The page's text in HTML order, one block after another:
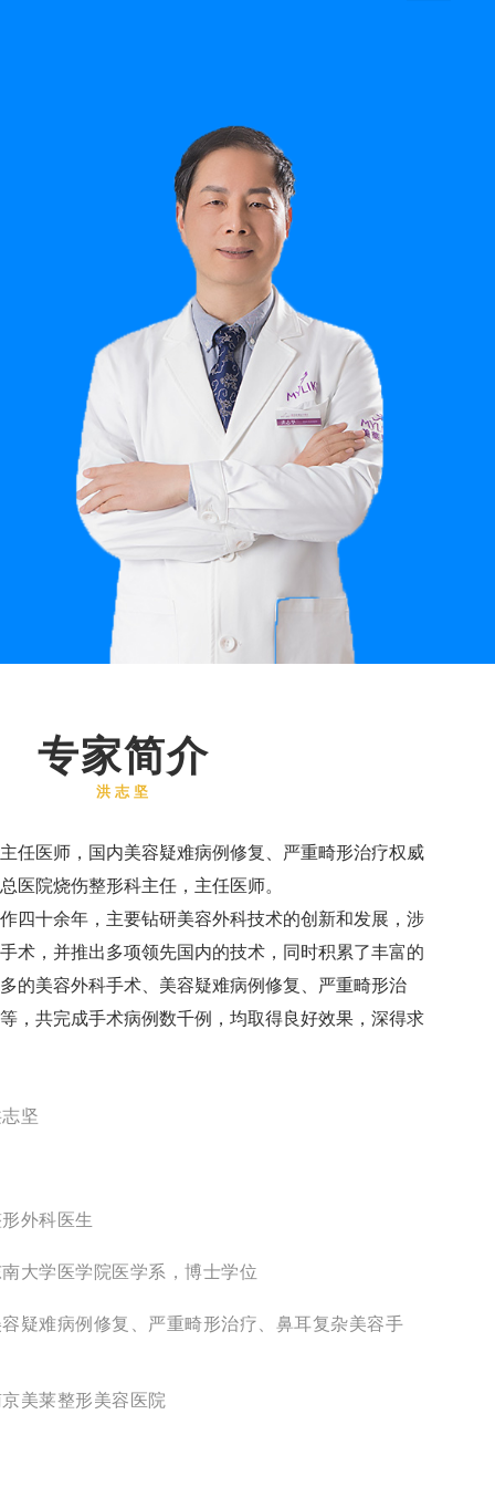
专家简介
洪志坚
任医师，国内美容疑难病例修复、严重畸形治疗权威
医院烧伤整形科主任，主任医师。
四十余年，主要钻研美容外科技术的创新和发展，涉
术，并推出多项领先国内的技术，同时积累了丰富的
的美容外科手术、美容疑难病例修复、严重畸形治
，共完成手术病例数千例，均取得良好效果，深得求
坚
外科医生
大学医学院医学系，博士学位
疑难病例修复、严重畸形治疗、鼻耳复杂美容手
美莱整形美容医院